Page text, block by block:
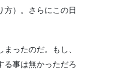
方）。さらにこの日
ったのだ。もし、
る事は無かっただろ